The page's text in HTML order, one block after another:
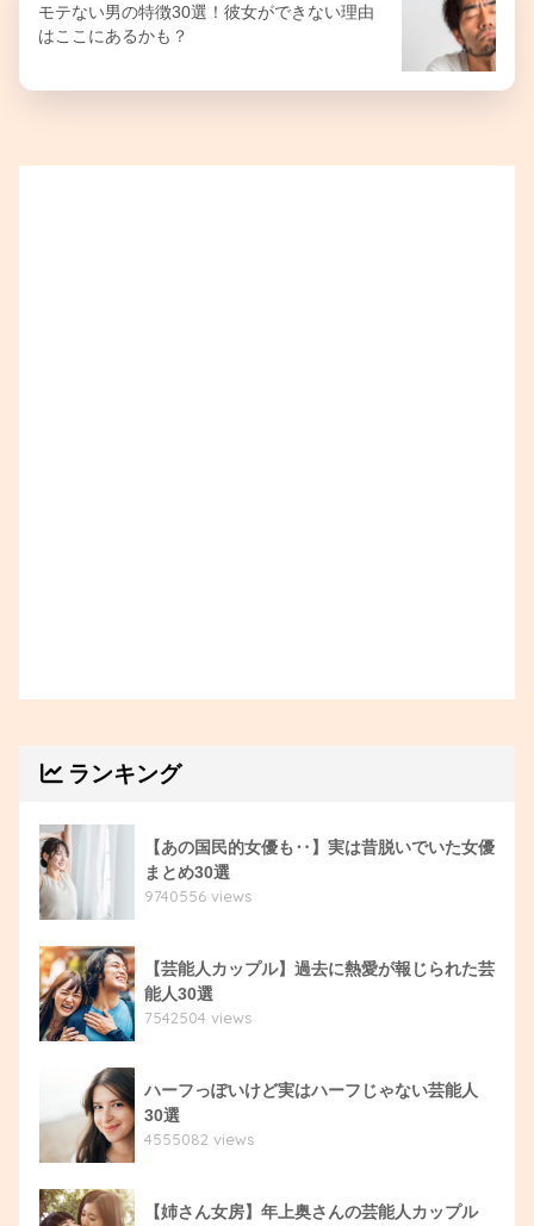
モテない男の特徴30選！彼女ができない理由
はここにあるかも？
ランキング
【あの国民的女優も‥】実は昔脱いでいた女優
まとめ30選
9740556 views
【芸能人カップル】過去に熱愛が報じられた芸
能人30選
7542504 views
ハーフっぽいけど実はハーフじゃない芸能人
30選
4555082 views
【姉さん女房】年上奥さんの芸能人カップル